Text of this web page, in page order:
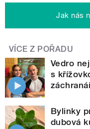
Jak nás
VÍCE Z POŘADU
Vedro
s
Bylinky
dubová